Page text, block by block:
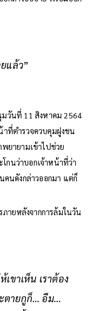
แล้ว”
วันที่ 11 สิงหาคม 2564
ที่ตำรวจควบคุมฝูงชน
ยายามเข้าไปช่วย
กนว่าบอกเจ้าหน้าที่ว่า
คนดังกล่าวออกมา แต่ก็
ภายหลังจากการล้มในวัน
เขาเห็น เราต้อง
ะตายกูก็… อืม…